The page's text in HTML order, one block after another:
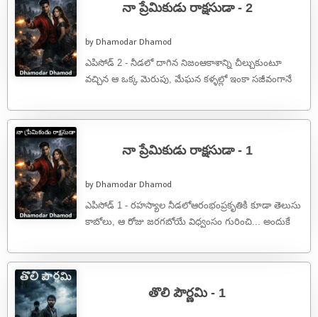
నా ప్రేమికుడు రాక్షసుడా - 2
by Dhamodar Dhamod
ఎపిసోడ్ 2 - నీడలో దాగిన నిజంఆకాశాన్ని చీల్చుకుంటూ
వచ్చిన ఆ ఒక్క మెరుపు, మేఘన కళ్ళల్లో ఇంకా సజీవంగానే
నా ప్రేమికుడు రాక్షసుడా - 1
by Dhamodar Dhamod
ఎపిసోడ్ 1 - రహస్యాల నీడలోఆరంభంప్రకృతికి కూడా తెలుసు
కాబోలు, ఆ రోజు జరగబోయే విధ్వంసం గురించి... అందుకే
తొలి పౌర్ణమి - 1